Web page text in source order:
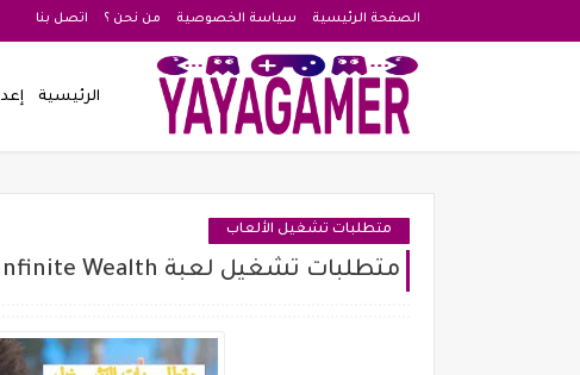
الصفحة الرئيسية سياسة الخصوصية من نحن ؟ اتصل بنا
الرئيسية
متطلبات تشغيل الألعاب
متطلبات تشغيل لعبة Like a Dragon: Infinite Wealth